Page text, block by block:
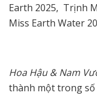
Earth 2025, Trịnh
Miss Earth Water
Hoa Hậu & Nam
thành một trong